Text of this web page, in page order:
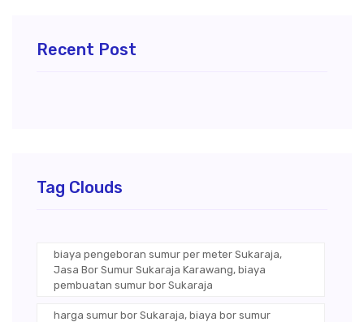
Recent Post
Tag Clouds
biaya pengeboran sumur per meter Sukaraja,
Jasa Bor Sumur Sukaraja Karawang, biaya
pembuatan sumur bor Sukaraja
harga sumur bor Sukaraja, biaya bor sumur